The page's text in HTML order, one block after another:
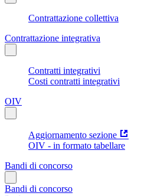
Contrattazione collettiva
Contrattazione integrativa
Contratti integrativi
Costi contratti integrativi
OIV
Aggiornamento sezione
OIV - in formato tabellare
Bandi di concorso
Bandi di concorso